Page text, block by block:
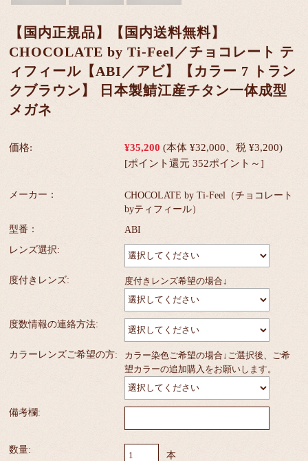
【国内正規品】【国内送料無料】
CHOCOLATE by Ti-Feel／チョコレート テ
ィフィール【ABI／アビ】【カラー 7 トラン
クブラウン】 日本製鯖江産チタン一体成型
メガネ
価格: ¥35,200 (本体 ¥32,000、税 ¥3,200)
[ポイント還元 352ポイント～]
メーカー：
CHOCOLATE by Ti-Feel（チョコレート
byティフィール）
型番：
ABI
レンズ選択:
度付きレンズ: 度付きレンズ希望の場合↓
度数情報の連絡方法:
カラーレンズご希望の方:
カラー染色ご希望の場合↓ご選択後、ご希
望カラーの追加購入をお願いします。
備考欄:
数量:
本